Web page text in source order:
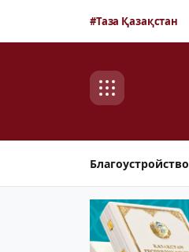
#Таза Қазақстан
Благоустройство